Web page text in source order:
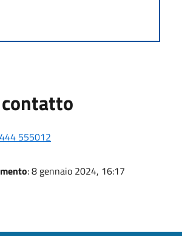
555012
: 8 gennaio 2024, 16:17